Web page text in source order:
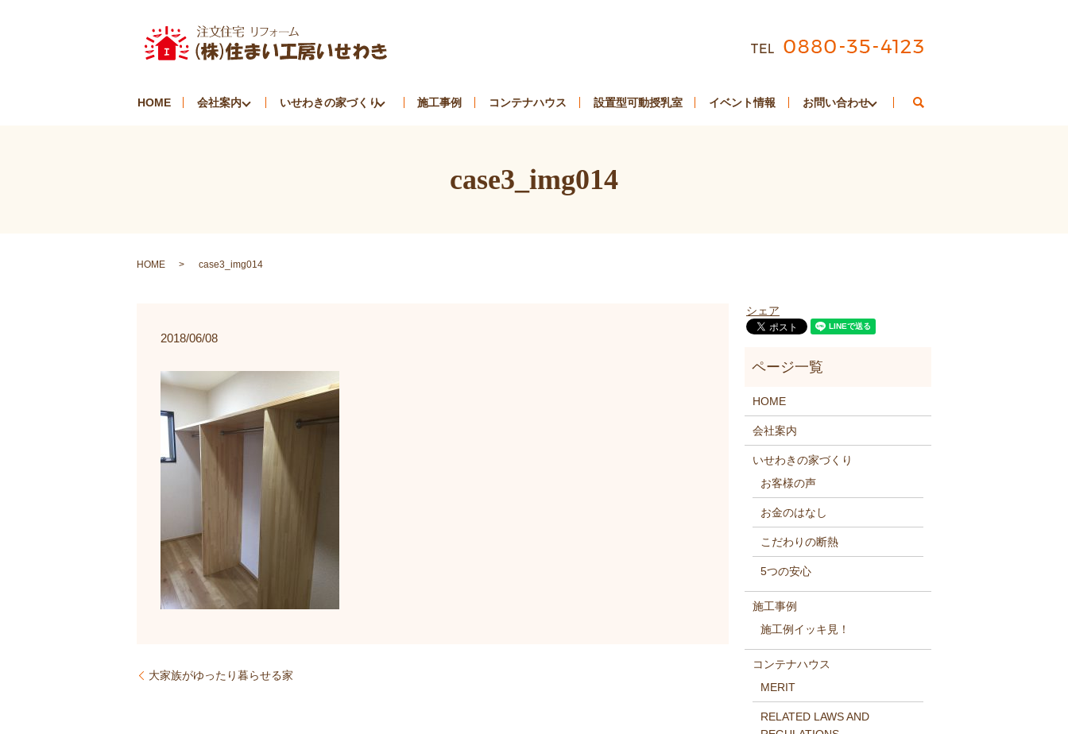
HOME 会社案内 いせわきの家づくり 施工事例 コンテナハウス 設置型可動授乳室 イベント情報 お問い合わせ
case3_img014
HOME case3_img014
2018/06/08
大家族がゆったり暮らせる家
シェア
HOME
会社案内
いせわきの家づくり
お客様の声
お金のはなし
こだわりの断熱
5つの安心
施工事例
施工例イッキ見！
コンテナハウス
MERIT
RELATED LAWS AND